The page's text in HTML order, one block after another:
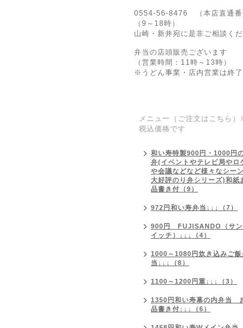
0554-56-8476 （本店直通番
（9～18時）
山崎・新井宛に是非ご相談くだ
弁当の店頭販売ございます
（営業時間：11時～13時）
※うどん事業・店内営業は終了
メニュー（ご注文はこちら
税込価格です
和い寿特製900円・1000円
弁(イベントやテレビ局やロ
や会議などなど様々なシー
大好評のり弁シリーズ)和紙
品書き付（9）
972円和い寿弁当↓↓↓（7）
900円 FUJISANDO（サン
イッチ）↓↓↓（4）
1000～1080円炊き込みご飯
当↓↓↓（8）
1100～1200円重↓↓↓（3）
1350円和い寿幕の内弁当
品書き付↓↓↓（6）